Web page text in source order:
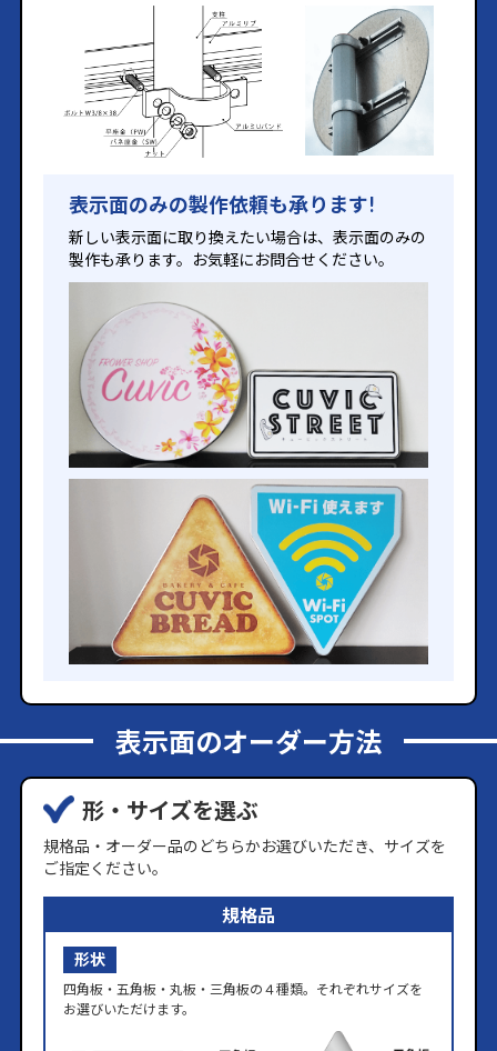
表示面のみの製作依頼も承ります!
新しい表示面に取り換えたい場合は、表示面のみの
製作も承ります。お気軽にお問合せください。
表示面のオーダー方法
形・サイズを選ぶ
規格品・オーダー品のどちらかお選びいただき、サイズを
ご指定ください。
規格品
形状
四角板・五角板・丸板・三角板の４種類。それぞれサイズを
お選びいただけます。